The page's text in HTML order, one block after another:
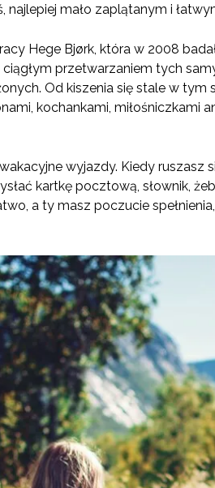
najlepiej mało zaplątanym i
Hege Bjørk, która w 2008
przetwarzaniem tych
Od kiszenia się stale w
kochankami, miłośniczkami
wyjazdy. Kiedy
kartkę pocztową, słownik,
a ty masz poczucie